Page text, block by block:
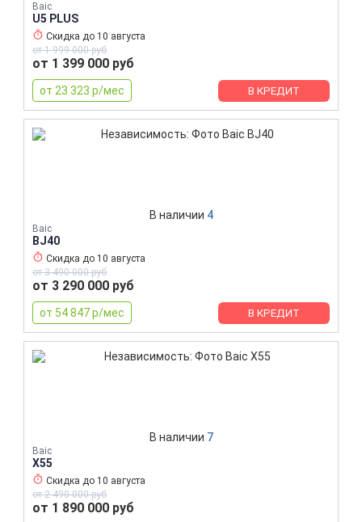
Baic
U5 PLUS
Скидка до 10 августа
от 1 999 000 руб
от 1 399 000 руб
от 23 323 р/мес В КРЕДИТ
Baic
BJ40
В наличии 4
Скидка до 10 августа
от 3 490 000 руб
от 3 290 000 руб
от 54 847 р/мес В КРЕДИТ
Baic
X55
В наличии 7
Скидка до 10 августа
от 2 490 000 руб
от 1 890 000 руб